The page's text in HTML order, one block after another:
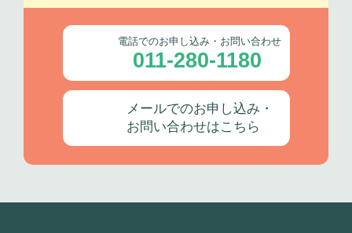
電話でのお申し込み・お問い合わせ
011-280-1180
メールでのお申し込み・
お問い合わせはこちら